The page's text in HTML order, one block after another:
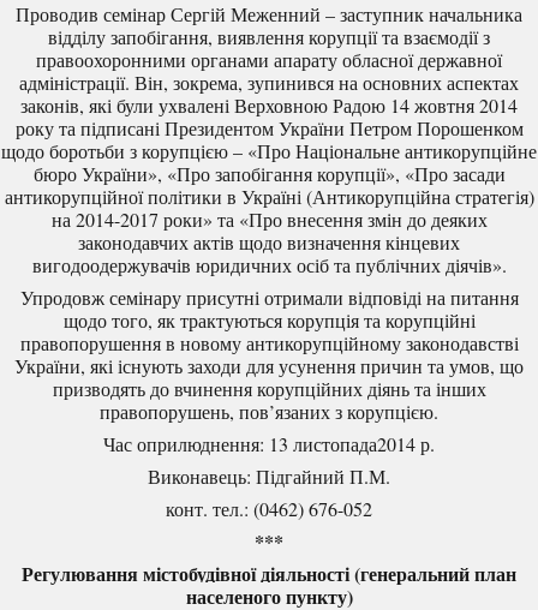
Проводив семінар Сергій Меженний – заступник начальника
відділу запобігання, виявлення корупції та взаємодії з
правоохоронними органами апарату обласної державної
адміністрації. Він, зокрема, зупинився на основних аспектах
законів, які були ухвалені Верховною Радою 14 жовтня 2014
року та підписані Президентом України Петром Порошенком
щодо боротьби з корупцією – «Про Національне антикорупційне
бюро України», «Про запобігання корупції», «Про засади
антикорупційної політики в Україні (Антикорупційна стратегія)
на 2014-2017 роки» та «Про внесення змін до деяких
законодавчих актів щодо визначення кінцевих
вигодоодержувачів юридичних осіб та публічних діячів».
Упродовж семінару присутні отримали відповіді на питання
щодо того, як трактуються корупція та корупційні
правопорушення в новому антикорупційному законодавстві
України, які існують заходи для усунення причин та умов, що
призводять до вчинення корупційних діянь та інших
правопорушень, пов’язаних з корупцією.
Час оприлюднення: 13 листопада2014 р.
Виконавець: Підгайний П.М.
конт. тел.: (0462) 676-052
***
Регулювання містобудівної діяльності (генеральний план
населеного пункту)